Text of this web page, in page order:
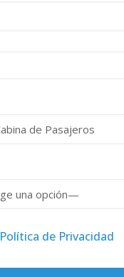
Política de Privacidad